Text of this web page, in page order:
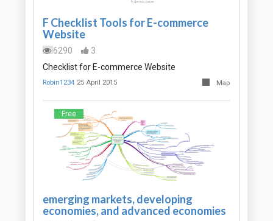
F Checklist Tools for E-commerce
Website
6290
3
Checklist for E-commerce Website
Robin1234 25 April 2015 Map
Free
emerging markets, developing
economies, and advanced economies